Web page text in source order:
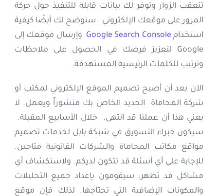
تتعقب الزوار وتوفر لك بيانات قابلة للتنفيذ حول حركة
المرور على موقعك الإلكتروني . سنوضح لك أيضًا كيفية
استخدام Google Search Console وإرسال موقعك إلى
Google لتعزيز فرصك في الحصول على ملاحظات
وترتيب للكلمات الرئيسية المستهدفة.
الآن بعد أن أصبح تصميم الموقع الإلكتروني لمكتب أو
شركة المحاماة الجديد الخاص بك منشوراً ويعمل. لا
يعني هذا أن عملنا قد انتهى. خلال الأسابيع المقبلة.
سيكون خبراء التسويق في شبكة بابل لخدمات تصميم
مواقع مكاتب المحاماة والشركات القانونية متاحين.
للإجابة على أي أسئلة قد تتكون لديكم. ولاستكشاف أي
مشاكل قد تظهر. سيقومون بإعداد جميع التحليلات
والمكونات الإضافية التي تحتاجها. لذلك فإن موقع